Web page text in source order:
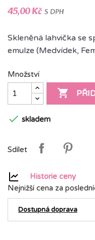
45,00 Kč S DPH
Skleněná lahvička se
emulze (Medvídek,
Množství

 skladem
Sdílet
Historie ceny
Nejnižší cena za
Dostupná doprava